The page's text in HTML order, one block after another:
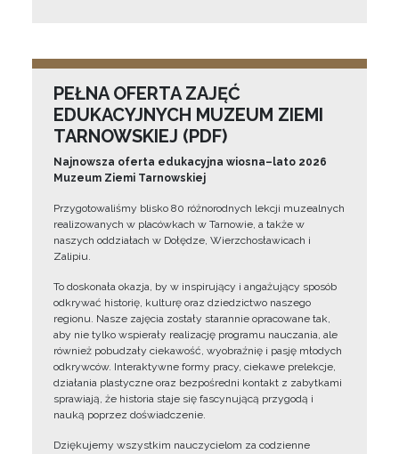
PEŁNA OFERTA ZAJĘĆ
EDUKACYJNYCH MUZEUM ZIEMI
TARNOWSKIEJ (PDF)
Najnowsza oferta edukacyjna wiosna–lato 2026
Muzeum Ziemi Tarnowskiej
Przygotowaliśmy blisko 80 różnorodnych lekcji muzealnych
realizowanych w placówkach w Tarnowie, a także w
naszych oddziałach w Dołędze, Wierzchosławicach i
Zalipiu.
To doskonała okazja, by w inspirujący i angażujący sposób
odkrywać historię, kulturę oraz dziedzictwo naszego
regionu. Nasze zajęcia zostały starannie opracowane tak,
aby nie tylko wspierały realizację programu nauczania, ale
również pobudzały ciekawość, wyobraźnię i pasję młodych
odkrywców. Interaktywne formy pracy, ciekawe prelekcje,
działania plastyczne oraz bezpośredni kontakt z zabytkami
sprawiają, że historia staje się fascynującą przygodą i
nauką poprzez doświadczenie.
Dziękujemy wszystkim nauczycielom za codzienne